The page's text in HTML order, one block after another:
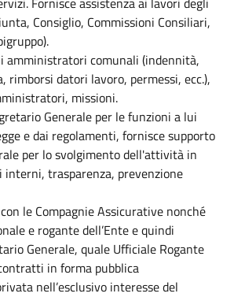
Consiglio, Commissioni Consiliari,
amministratori comunali (indennità,
rimborsi datori lavoro, permessi, ecc.),
missioni.
Generale per le funzioni a lui
e dai regolamenti, fornisce supporto
per lo svolgimento dell'attività in
trasparenza, prevenzione
le Compagnie Assicurative nonché
e rogante dell’Ente e quindi
Generale, quale Ufficiale Rogante
in forma pubblica
nell’esclusivo interesse del